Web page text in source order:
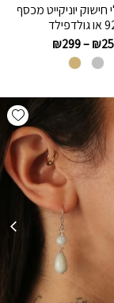
חישוק יוניקייט מכסף
₪
–
₪299